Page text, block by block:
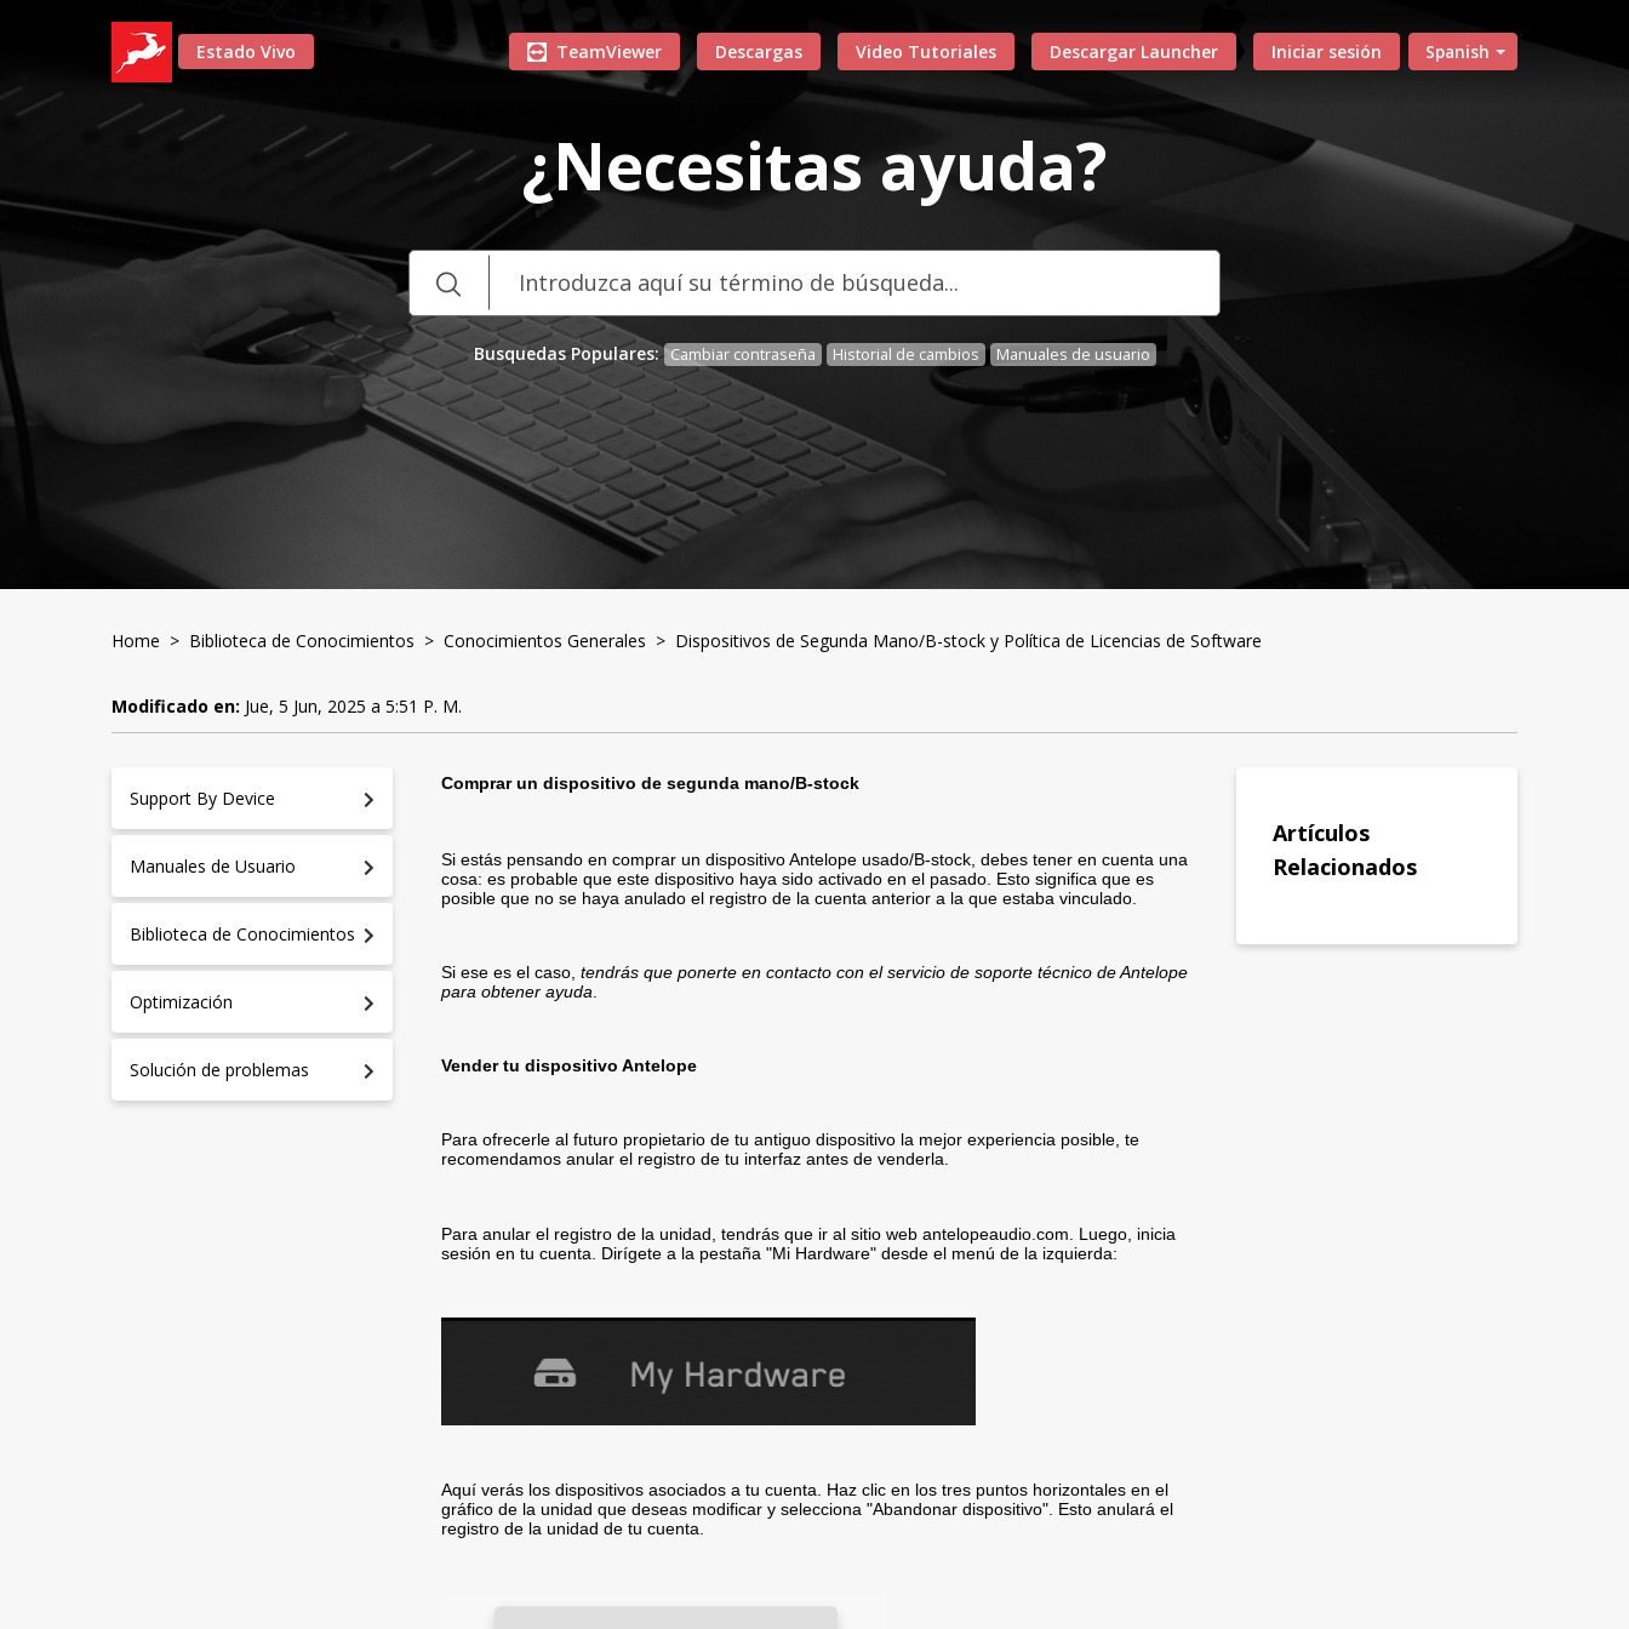
Estado Vivo TeamViewer Descargas Video Tutoriales Descargar Launcher Spanish
Iniciar sesión
¿Necesitas ayuda?
Busquedas Populares: Cambiar contraseña Historial de cambios Manuales de usuario
Home > Biblioteca de Conocimientos > Conocimientos Generales > Dispositivos de Segunda Mano/B-stock y Política de Licencias de Software
Modificado en: Jue, 5 Jun, 2025 a 5:51 P. M.
Support By Device
Manuales de Usuario
Biblioteca de Conocimientos
Optimización
Solución de problemas
Comprar un dispositivo de segunda mano/B-stock
Si estás pensando en comprar un dispositivo Antelope usado/B-stock, debes tener en cuenta una
cosa: es probable que este dispositivo haya sido activado en el pasado. Esto significa que es
posible que no se haya anulado el registro de la cuenta anterior a la que estaba vinculado.
Si ese es el caso, tendrás que ponerte en contacto con el servicio de soporte técnico de Antelope
para obtener ayuda
Vender tu dispositivo Antelope
Para ofrecerle al futuro propietario de tu antiguo dispositivo la mejor experiencia posible, te
recomendamos anular el registro de tu interfaz antes de venderla.
Para anular el registro de la unidad, tendrás que ir al sitio web antelopeaudio.com. Luego, inicia
sesión en tu cuenta. Dirígete a la pestaña "Mi Hardware" desde el menú de la izquierda:
Aquí verás los dispositivos asociados a tu cuenta. Haz clic en los tres puntos horizontales en el
gráfico de la unidad que deseas modificar y selecciona "Abandonar dispositivo". Esto anulará el
registro de la unidad de tu cuenta.
Artículos
Relacionados